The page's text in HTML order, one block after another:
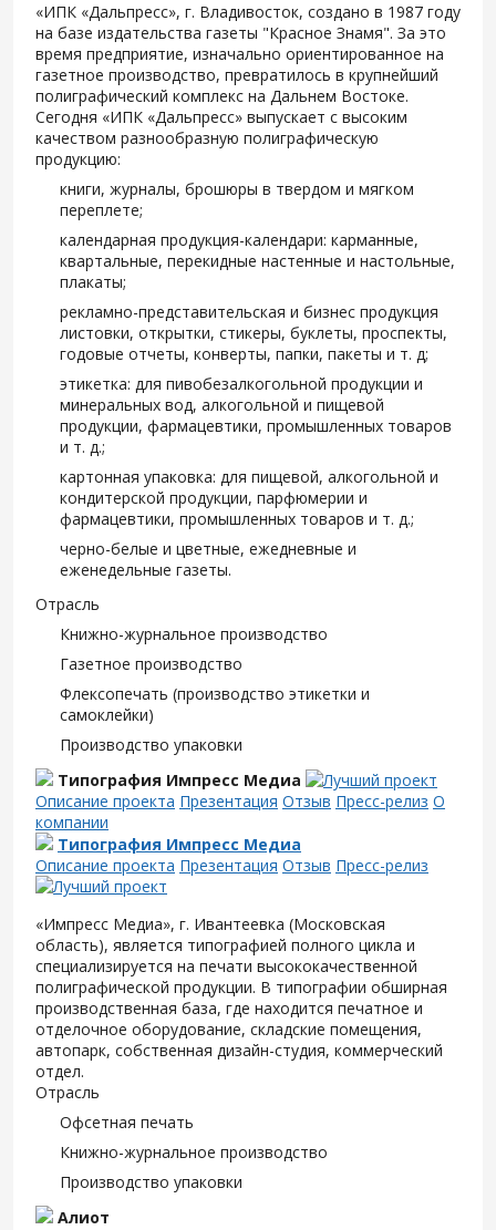
«ИПК «Дальпресс», г. Владивосток, создано в 1987 году
на базе издательства газеты "Красное Знамя". За это
время предприятие, изначально ориентированное на
газетное производство, превратилось в крупнейший
полиграфический комплекс на Дальнем Востоке.
Сегодня «ИПК «Дальпресс» выпускает с высоким
качеством разнообразную полиграфическую
продукцию:
книги, журналы, брошюры в твердом и мягком
переплете;
календарная продукция-календари: карманные,
квартальные, перекидные настенные и настольные,
плакаты;
рекламно-представительская и бизнес продукция
листовки, открытки, стикеры, буклеты, проспекты,
годовые отчеты, конверты, папки, пакеты и т. д;
этикетка: для пивобезалкогольной продукции и
минеральных вод, алкогольной и пищевой
продукции, фармацевтики, промышленных товаров
и т. д.;
картонная упаковка: для пищевой, алкогольной и
кондитерской продукции, парфюмерии и
фармацевтики, промышленных товаров и т. д.;
черно-белые и цветные, ежедневные и
еженедельные газеты.
Отрасль
Книжно-журнальное производство
Газетное производство
Флексопечать (производство этикетки и
самоклейки)
Производство упаковки
Типография Импресс Медиа
Описание проекта Презентация Отзыв Пресс-релиз О
компании
Типография Импресс Медиа
Описание проекта Презентация Отзыв Пресс-релиз
«Импресс Медиа», г. Ивантеевка (Московская
область), является типографией полного цикла и
специализируется на печати высококачественной
полиграфической продукции. В типографии обширная
производственная база, где находится печатное и
отделочное оборудование, складские помещения,
автопарк, собственная дизайн-студия, коммерческий
отдел.
Отрасль
Офсетная печать
Книжно-журнальное производство
Производство упаковки
Алиот